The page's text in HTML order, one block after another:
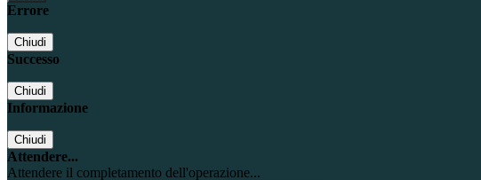
Errore
Chiudi
Successo
Chiudi
Informazione
Chiudi
Attendere...
Attendere il completamento dell'operazione...